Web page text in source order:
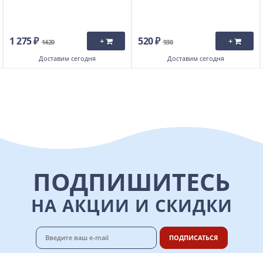
1 275 ₽ 1420 +
Доставим сегодня
520 ₽ 930 +
Доставим сегодня
ПОДПИШИТЕСЬ
НА АКЦИИ И СКИДКИ
ПОДПИСАТЬСЯ